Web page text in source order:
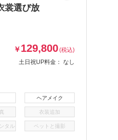
裳選び放
￥129,800(税込)
土日祝UP料金： なし
ヘアメイク
衣装追加
タル ペットと撮影